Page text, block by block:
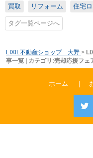
買取 リフォーム 住宅
タグ一覧ページへ
LIXIL不動産ショップ 大野 >
事一覧 | カテゴリ:売却応援フェ
ホーム ｜